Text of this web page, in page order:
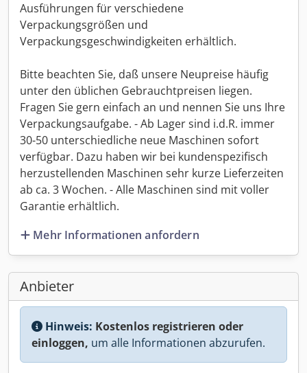
Ausführungen für verschiedene
Verpackungsgrößen und
Verpackungsgeschwindigkeiten erhältlich.
Bitte beachten Sie, daß unsere Neupreise häufig
unter den üblichen Gebrauchtpreisen liegen.
Fragen Sie gern einfach an und nennen Sie uns Ihre
Verpackungsaufgabe. - Ab Lager sind i.d.R. immer
30-50 unterschiedliche neue Maschinen sofort
verfügbar. Dazu haben wir bei kundenspezifisch
herzustellenden Maschinen sehr kurze Lieferzeiten
ab ca. 3 Wochen. - Alle Maschinen sind mit voller
Garantie erhältlich.
Mehr Informationen anfordern
Anbieter
Hinweis: Kostenlos registrieren oder
einloggen, um alle Informationen abzurufen.